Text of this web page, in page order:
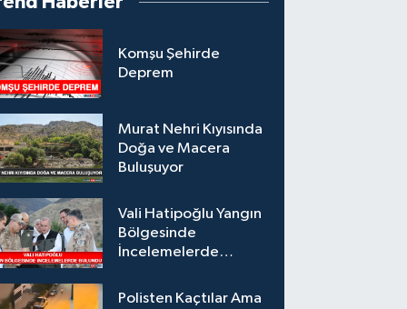
Komşu Şehirde
Deprem
Murat Nehri Kıyısında
Doğa ve Macera
Buluşuyor
Vali Hatipoğlu Yangın
Bölgesinde
İncelemelerde
Polisten Kaçtılar Ama